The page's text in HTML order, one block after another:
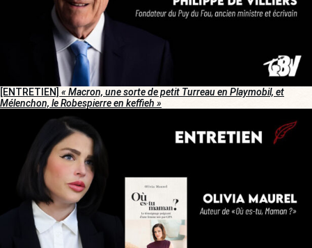
[ENTRETIEN] « Macron, une sorte de petit Turreau en Playmobil, et
Mélenchon, le Robespierre en keffieh »